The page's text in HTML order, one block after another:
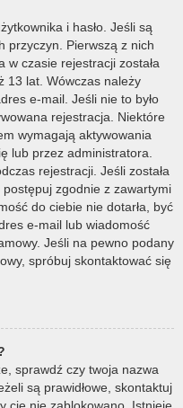
i hasło. Jeśli są
przyczyn. Pierwszą z nich
w czasie rejestracji została
13 lat. Wówczas należy
e-mail. Jeśli nie to było
rejestracja. Niektóre
wymagają aktywowania
lub przez administratora.
rejestracji. Jeśli została
zgodnie z zawartymi
do ciebie nie dotarła, być
e-mail lub wiadomość
Jeśli na pewno podany
spróbuj skontaktować się
sprawdź czy twoja nazwa
są prawidłowe, skontaktuj